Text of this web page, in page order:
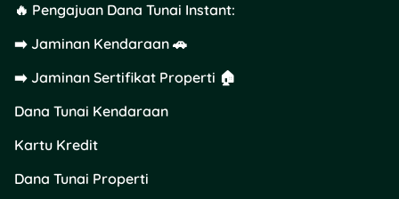
RDN BCA itu mudah banget.
BCA, aplikasi m-BCA, atau
aplikasiFlip untuk deposit
gratis. Berikut caranya:
🔥 Pengajuan Dana Tunai Instant:
➡️ Jaminan Kendaraan 🚗
➡️ Jaminan Sertifikat Properti 🏠
Dana Tunai Kendaraan
Kartu Kredit
Dana Tunai Properti